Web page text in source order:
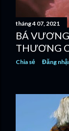
tháng 4 07, 2021
BÁ
THƯƠNG
Chia sẻ Đăng